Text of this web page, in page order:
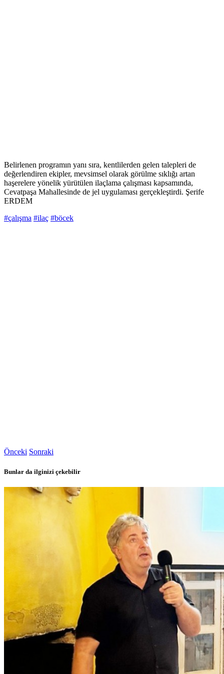
Belirlenen programın yanı sıra, kentlilerden gelen talepleri de
değerlendiren ekipler, mevsimsel olarak görülme sıklığı artan
haşerelere yönelik yürütülen ilaçlama çalışması kapsamında,
Cevatpaşa Mahallesinde de jel uygulaması gerçekleştirdi. Şerife
ERDEM
#çalışma #ilaç #böcek
Önceki Sonraki
Bunlar da ilginizi çekebilir